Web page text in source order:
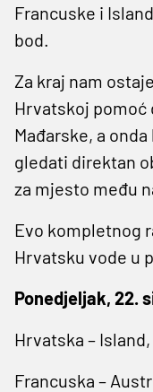
Francuske i
bod.
Za kraj nam ostaje
Hrvatskoj pomoć
Mađarske, a
gledati direktan
za mjesto među
Evo kompletnog
Hrvatsku vode u
Ponedjeljak, 22.
Hrvatska –
Francuska –